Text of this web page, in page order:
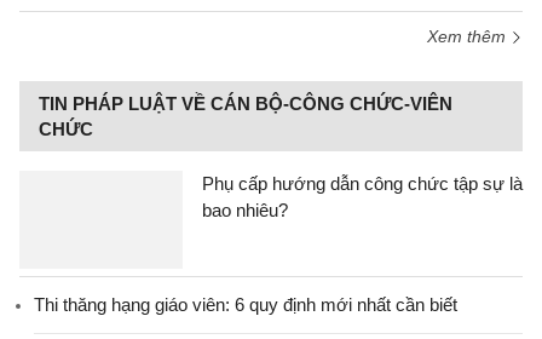
Xem thêm
TIN PHÁP LUẬT VỀ CÁN BỘ-CÔNG CHỨC-VIÊN
CHỨC
Phụ cấp hướng dẫn công chức tập sự là
bao nhiêu?
Thi thăng hạng giáo viên: 6 quy định mới nhất cần biết